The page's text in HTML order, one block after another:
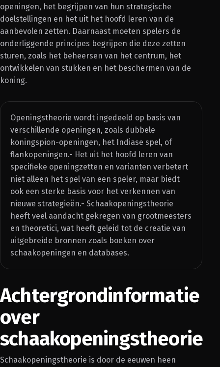
openingen, het begrijpen van hun strategische
doelstellingen en het uit het hoofd leren van de
aanbevolen zetten. Daarnaast moeten spelers de
onderliggende principes begrijpen die deze zetten
sturen, zoals het beheersen van het centrum, het
ontwikkelen van stukken en het beschermen van de
koning.
Openingstheorie wordt ingedeeld op basis van
verschillende openingen, zoals dubbele
koningspion-openingen, het Indiase spel, of
flankopeningen.- Het uit het hoofd leren van
specifieke openingzetten en varianten verbetert
niet alleen het spel van een speler, maar biedt
ook een sterke basis voor het verkennen van
nieuwe strategieën.- Schaakopeningstheorie
heeft veel aandacht gekregen van grootmeesters
en theoretici, wat heeft geleid tot de creatie van
uitgebreide bronnen zoals boeken over
schaakopeningen en databases.
Achtergrondinformatie
over
schaakopeningstheorie
Schaakopeningstheorie is door de eeuwen heen